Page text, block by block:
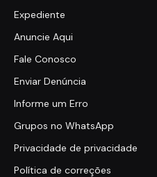
Expediente
Anuncie Aqui
Fale Conosco
Enviar Denúncia
Informe um Erro
Grupos no WhatsApp
Privacidade de privacidade
Política de correções